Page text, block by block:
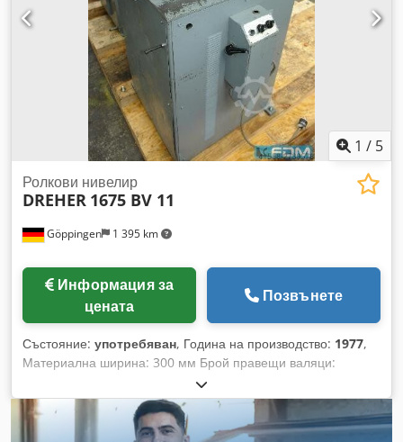
1 / 5
Göppingen 1 395 km
Ролкови нивелир
DREHER 1675 BV 11
Информация за
цената
Позвънете
Състояние: употребяван, Година на производство: 1977,
Материална ширина: 300 мм Брой правещи валяци:
13+2+2 Диаметър на правещите валяци: 60 мм Dcjdpfx
Aiocxxn Iepjk